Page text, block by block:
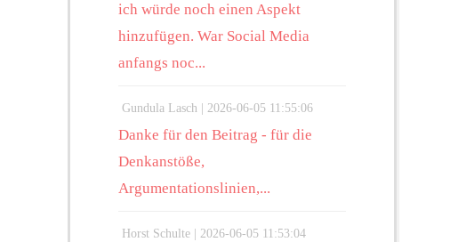
ich würde noch einen Aspekt
hinzufügen. War Social Media
anfangs noc...
Gundula Lasch | 2026-06-05 11:55:06
Danke für den Beitrag - für die
Denkanstöße,
Argumentationslinien,...
Horst Schulte | 2026-06-05 11:53:04